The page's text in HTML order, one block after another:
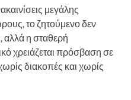
μεγάλης
το ζητούμενο δεν
αλλά η σταθερή
χρειάζεται πρόσβαση σε
διακοπές και χωρίς